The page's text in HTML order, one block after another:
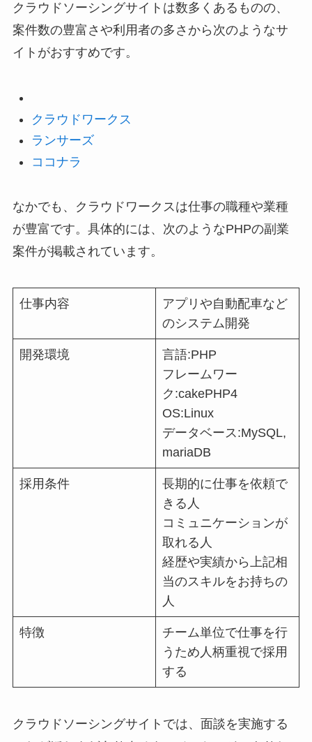
クラウドソーシングサイトは数多くあるものの、
案件数の豊富さや利用者の多さから次のようなサ
イトがおすすめです。
クラウドワークス
ランサーズ
ココナラ
なかでも、クラウドワークスは仕事の職種や業種
が豊富です。具体的には、次のようなPHPの副業
案件が掲載されています。
仕事内容
アプリや自動配車など
のシステム開発
開発環境
言語:PHP
フレームワー
ク:cakePHP4
OS:Linux
データベース:MySQL,
mariaDB
採用条件
長期的に仕事を依頼で
きる人
コミュニケーションが
取れる人
経歴や実績から上記相
当のスキルをお持ちの
人
特徴
チーム単位で仕事を行
うため人柄重視で採用
する
クラウドソーシングサイトでは、面談を実施する